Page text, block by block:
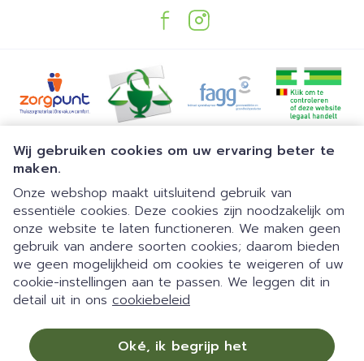
Wij gebruiken cookies om uw ervaring beter te
maken.
Onze webshop maakt uitsluitend gebruik van
essentiële cookies. Deze cookies zijn noodzakelijk om
onze website te laten functioneren. We maken geen
gebruik van andere soorten cookies; daarom bieden
we geen mogelijkheid om cookies te weigeren of uw
cookie-instellingen aan te passen. We leggen dit in
detail uit in ons cookiebeleid
Oké, ik begrijp het
1 van 1
Gemakkelijk parkeren | 24/7
automaat | Doorlopend open
09:00-18:00 van maandag tot
Juridische links